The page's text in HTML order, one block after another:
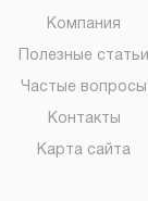
Компания
Полезные статьи
Частые вопросы
Контакты
Карта сайта